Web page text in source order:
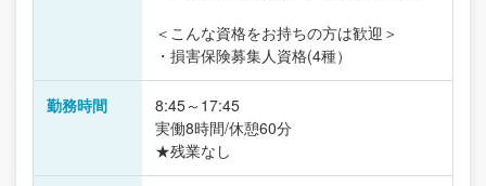
＜こんな資格をお持ちの方は歓迎＞
・損害保険募集人資格(4種）
勤務時間
8:45～17:45
実働8時間/休憩60分
★残業なし